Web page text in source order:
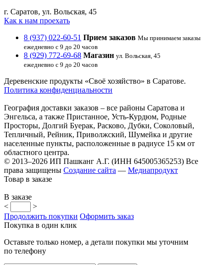
г. Саратов, ул. Вольская, 45
Как к нам проехать
8 (937) 022-60-51 Прием заказов Мы принимаем заказы
ежедневно с 9 до 20 часов
8 (929) 772-69-68 Магазин ул. Вольская, 45
ежедневно с 9 до 20 часов
Деревенские продукты «Своё хозяйство» в Саратове.
Политика конфиденциальности
География доставки заказов – все районы Саратова и
Энгельса, а также Пристанное, Усть-Курдюм, Родные
Просторы, Долгий Буерак, Расково, Дубки, Соколовый,
Тепличный, Рейник, Приволжский, Шумейка и другие
населенные пункты, расположенные в радиусе 15 км от
областного центра.
© 2013–2026 ИП Пашканг А.Г. (ИНН 645005365253) Все
права защищены Создание сайта — Медиапродукт
Товар в заказе
В заказе
<
>
Продолжить покупки Оформить заказ
Покупка в один клик
Оставьте только номер, а детали покупки мы уточним
по телефону